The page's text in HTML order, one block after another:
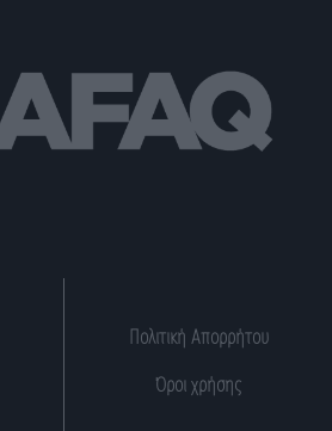
Πολιτική Απορρήτου
Όροι χρήσης